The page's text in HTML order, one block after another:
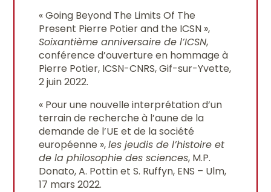
« Going Beyond The Limits Of The
Present Pierre Potier and the ICSN »,
Soixantième anniversaire de l’ICSN,
conférence d’ouverture en hommage à
Pierre Potier, ICSN-CNRS, Gif-sur-Yvette,
2 juin 2022.
« Pour une nouvelle interprétation d’un
terrain de recherche à l’aune de la
demande de l’UE et de la société
européenne »,les jeudis de l’histoire et
de la philosophie des sciences, M.P.
Donato, A. Pottin et S. Ruffyn, ENS – Ulm,
17 mars 2022.